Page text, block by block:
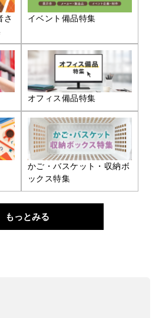
さ
イベント備品特集
オフィス備品特集
かご・バスケット・収納ボ
ックス特集
もっとみる